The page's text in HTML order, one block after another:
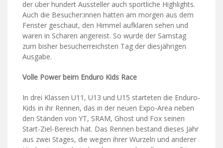
der über hundert Aussteller auch sportliche Highlights.
Auch die Besucher:innen hatten am morgen aus dem
Fenster geschaut, den Himmel aufklaren sehen und
waren in Scharen angereist. So wurde der Samstag
zum bisher besucherreichsten Tag der diesjährigen
Ausgabe.
Volle Power beim Enduro Kids Race
In drei Klassen U11, U13 und U15 starteten die Enduro-
Kids in ihr Rennen, das in der neuen Expo-Area neben
den Ständen von YT, SRAM, Ghost und Fox seinen
Start-Ziel-Bereich hat. Das Rennen bestand dieses Jahr
aus zwei Stages, die wegen ihrer Wurzeln und anderer